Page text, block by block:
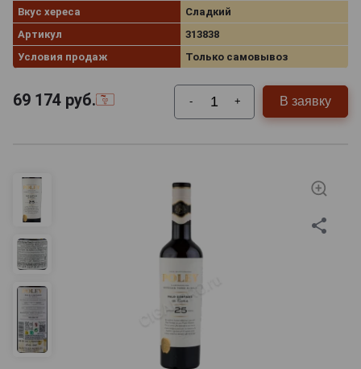
Вкус хереса
Сладкий
Артикул
313838
Условия продаж
Только самовывоз
69 174 руб. - + В заявку